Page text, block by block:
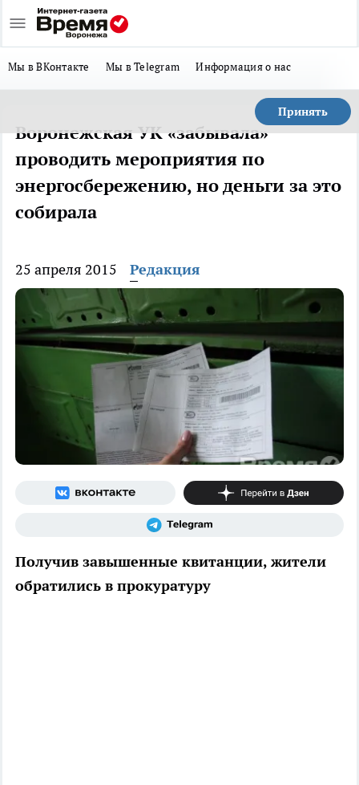
Мы в ВКонтакте Мы в Telegram Информация о нас
Принять
Воронежская УК «забывала»
проводить мероприятия по
энергосбережению, но деньги за это
собирала
25 апреля 2015 Редакция
Получив завышенные квитанции, жители
обратились в прокуратуру